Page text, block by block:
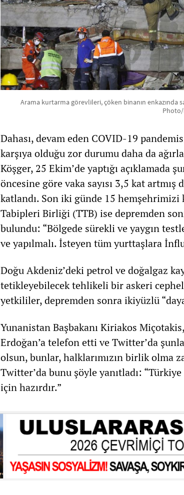
Arama kurtarma görevlileri, çöken binanın enkazında
Dahası, devam eden COVID-19
karşıya olduğu zor durumu daha da
Köşger, 25 Ekim’de yaptığı
öncesine göre vaka sayısı 3,5 kat
katlandı. Son iki günde 15
Tabipleri Birliği (TTB) ise depremden
bulundu: “Bölgede sürekli ve yaygın
ve yapılmalı. İsteyen tüm yurttaşlara
Doğu Akdeniz’deki petrol ve doğalgaz
tetikleyebilecek tehlikeli bir askeri
yetkililer, depremden sonra ikiyüzlü
Yunanistan Başbakanı Kiriakos
Erdoğan’a telefon etti ve Twitter’da
olsun, bunlar, halklarımızın birlik olma
Twitter’da bunu şöyle yanıtladı:
için hazırdır.”